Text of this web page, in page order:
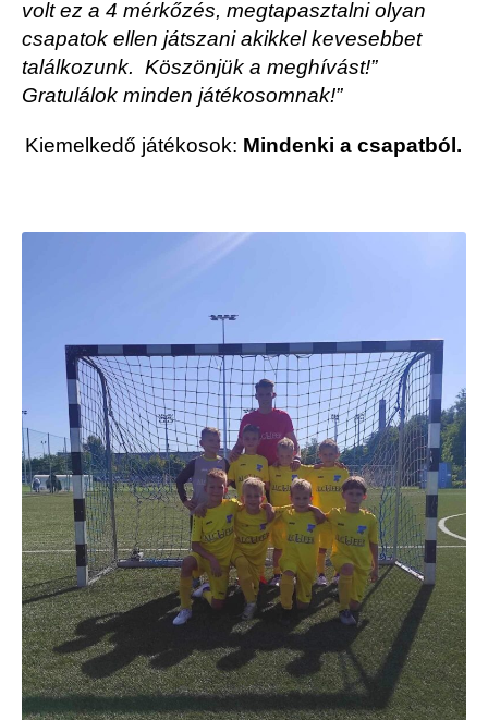
volt ez a 4 mérkőzés, megtapasztalni olyan
csapatok ellen játszani akikkel kevesebbet
találkozunk. Köszönjük a meghívást!”
Gratulálok minden játékosomnak!”
Kiemelkedő játékosok: Mindenki a csapatból.